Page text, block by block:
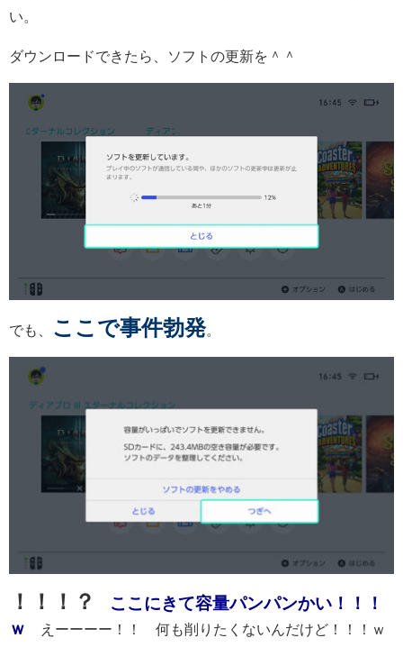
い。
ダウンロードできたら、ソフトの更新を＾＾
でも、 ここで事件勃発
！！！？
ここにきて容量パンパンかい！！！
ｗ
えーーーー！！ 何も削りたくないんだけど！！！ｗ